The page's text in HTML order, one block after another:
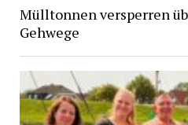
Mülltonnen versperren
Gehwege